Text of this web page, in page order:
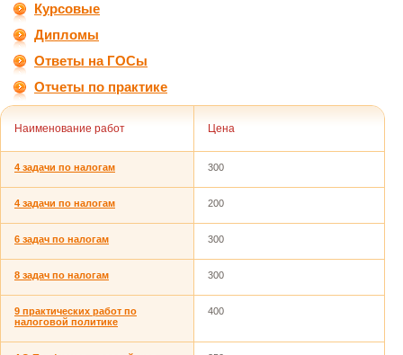
Курсовые
Дипломы
Ответы на ГОСы
Отчеты по практике
Наименование работ Цена
4 задачи по налогам 300
4 задачи по налогам 200
6 задач по налогам 300
8 задач по налогам 300
9 практических работ по
налоговой политике
400